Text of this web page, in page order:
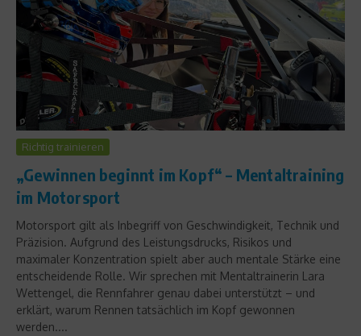
Richtig trainieren
„Gewinnen beginnt im Kopf“ – Mentaltraining
im Motorsport
Motorsport gilt als Inbegriff von Geschwindigkeit, Technik und
Präzision. Aufgrund des Leistungsdrucks, Risikos und
maximaler Konzentration spielt aber auch mentale Stärke eine
entscheidende Rolle. Wir sprechen mit Mentaltrainerin Lara
Wettengel, die Rennfahrer genau dabei unterstützt – und
erklärt, warum Rennen tatsächlich im Kopf gewonnen
werden....